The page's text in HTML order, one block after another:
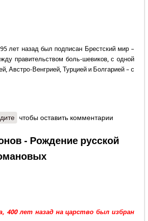
лет назад был подписан Брестский мир –
правительством боль-шевиков, с одной
Австро-Венгрией, Турцией и Болгарией – с
Савельев - Брестский мир – пролог
чтобы оставить комментарии
- Рождение русской
400 лет назад на царство был избран